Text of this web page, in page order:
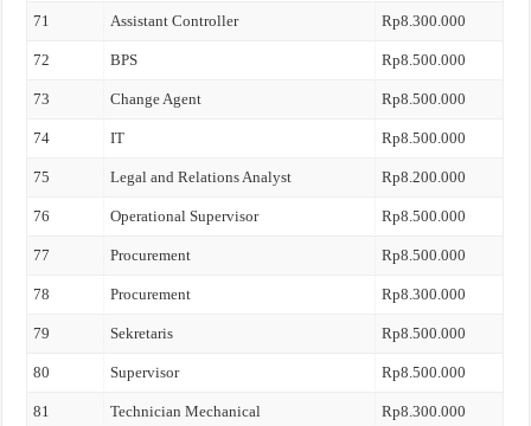
71 Assistant Controller Rp8.300.000
72 BPS Rp8.500.000
73 Change Agent Rp8.500.000
74 IT Rp8.500.000
75 Legal and Relations Analyst Rp8.200.000
76 Operational Supervisor Rp8.500.000
77 Procurement Rp8.500.000
78 Procurement Rp8.300.000
79 Sekretaris Rp8.500.000
80 Supervisor Rp8.500.000
81 Technician Mechanical Rp8.300.000